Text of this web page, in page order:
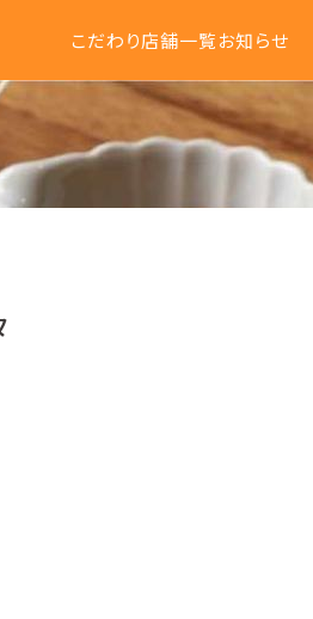
こだわり店舗一覧お知らせ